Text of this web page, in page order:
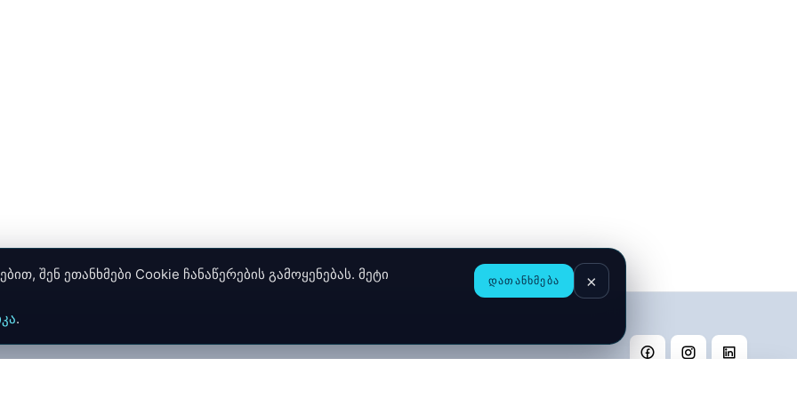
შენ ეთანხმები Cookie ჩანაწერების გამოყენებას. მეტი
.
ᲓᲐᲗᲐᲜᲮᲛᲔᲑᲐ ×